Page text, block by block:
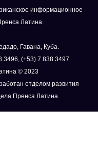
информационное
Латина.
Гавана, Куба.
3496, (+53) 7 838 3497
© 2023
отделом развития
Пренса Латина.